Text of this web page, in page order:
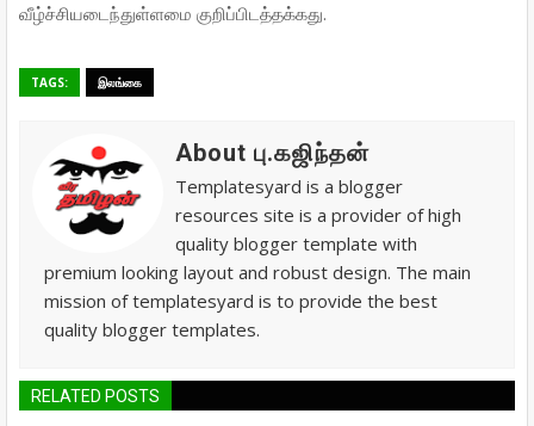
வீழ்ச்சியடைந்துள்ளமை குறிப்பிடத்தக்கது.
TAGS: இலங்கை
About பு.கஜிந்தன்
Templatesyard is a blogger
resources site is a provider of high
quality blogger template with
premium looking layout and robust design. The main
mission of templatesyard is to provide the best
quality blogger templates.
RELATED POSTS